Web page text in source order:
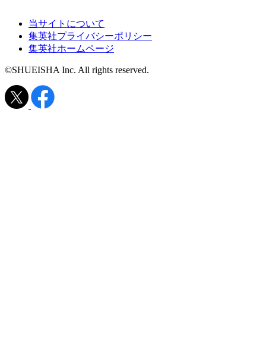
当サイトについて
集英社プライバシーポリシー
集英社ホームページ
©SHUEISHA Inc. All rights reserved.